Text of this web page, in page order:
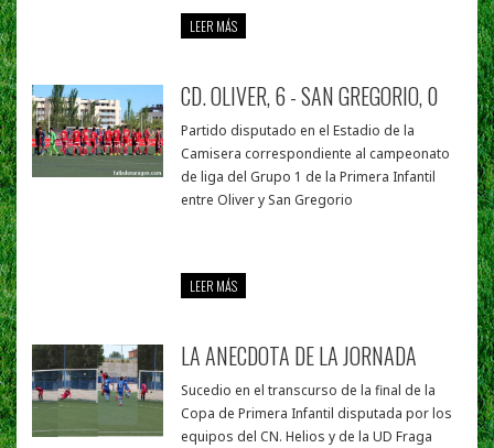
LEER MÁS
CD. OLIVER, 6 - SAN GREGORIO, 0
Partido disputado en el Estadio de la
Camisera correspondiente al campeonato
de liga del Grupo 1 de la Primera Infantil
entre Oliver y San Gregorio
LEER MÁS
LA ANECDOTA DE LA JORNADA
Sucedio en el transcurso de la final de la
Copa de Primera Infantil disputada por los
equipos del CN. Helios y de la UD Fraga